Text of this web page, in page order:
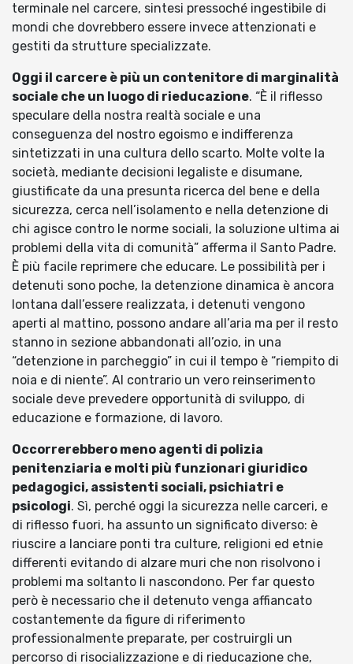
terminale nel carcere, sintesi pressoché ingestibile di
mondi che dovrebbero essere invece attenzionati e
gestiti da strutture specializzate.
Oggi il carcere è più un contenitore di marginalità
sociale che un luogo di rieducazione. “È il riflesso
speculare della nostra realtà sociale e una
conseguenza del nostro egoismo e indifferenza
sintetizzati in una cultura dello scarto. Molte volte la
società, mediante decisioni legaliste e disumane,
giustificate da una presunta ricerca del bene e della
sicurezza, cerca nell’isolamento e nella detenzione di
chi agisce contro le norme sociali, la soluzione ultima ai
problemi della vita di comunità” afferma il Santo Padre.
È più facile reprimere che educare. Le possibilità per i
detenuti sono poche, la detenzione dinamica è ancora
lontana dall’essere realizzata, i detenuti vengono
aperti al mattino, possono andare all’aria ma per il resto
stanno in sezione abbandonati all’ozio, in una
“detenzione in parcheggio” in cui il tempo è “riempito di
noia e di niente”. Al contrario un vero reinserimento
sociale deve prevedere opportunità di sviluppo, di
educazione e formazione, di lavoro.
Occorrerebbero meno agenti di polizia
penitenziaria e molti più funzionari giuridico
pedagogici, assistenti sociali, psichiatri e
psicologi. Sì, perché oggi la sicurezza nelle carceri, e
di riflesso fuori, ha assunto un significato diverso: è
riuscire a lanciare ponti tra culture, religioni ed etnie
differenti evitando di alzare muri che non risolvono i
problemi ma soltanto li nascondono. Per far questo
però è necessario che il detenuto venga affiancato
costantemente da figure di riferimento
professionalmente preparate, per costruirgli un
percorso di risocializzazione e di rieducazione che,